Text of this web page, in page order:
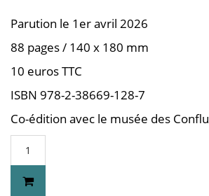
Parution le 1er avril 2026
88 pages / 140 x 180 mm
10 euros TTC
ISBN 978-2-38669-128-7
Co-édition avec le musée des